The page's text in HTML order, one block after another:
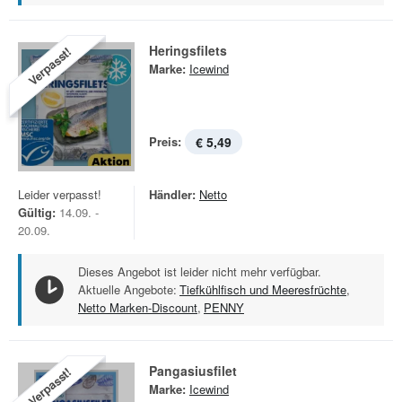
Verpasst! Heringsfilets
Marke: Icewind
Preis: € 5,49
Leider verpasst!
Gültig: 14.09. -
20.09.
Händler: Netto
Dieses Angebot ist leider nicht mehr verfügbar.
Aktuelle Angebote: Tiefkühlfisch und Meeresfrüchte,
Netto Marken-Discount, PENNY
Verpasst! Pangasiusfilet
Marke: Icewind